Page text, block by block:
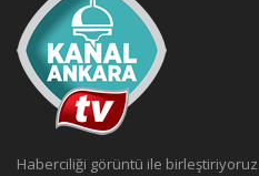
Haberciliği görüntü ile